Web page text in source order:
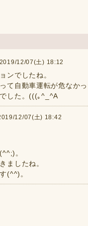
12/07(土) 18:12
ンでしたね。
て自動車運転が危なか
した。(((｡^_^A
12/07(土) 18:42
。
ましたね。
(^^)。